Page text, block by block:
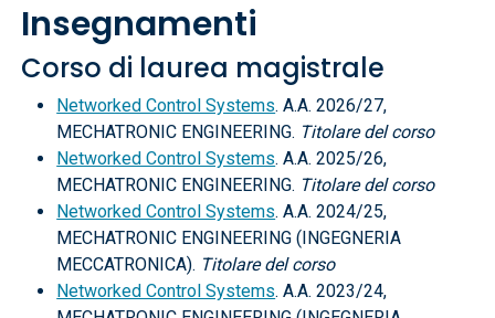
Insegnamenti
Corso di laurea magistrale
Networked Control Systems. A.A. 2026/27,
MECHATRONIC ENGINEERING. Titolare del corso
Networked Control Systems. A.A. 2025/26,
MECHATRONIC ENGINEERING. Titolare del corso
Networked Control Systems. A.A. 2024/25,
MECHATRONIC ENGINEERING (INGEGNERIA
MECCATRONICA). Titolare del corso
Networked Control Systems. A.A. 2023/24,